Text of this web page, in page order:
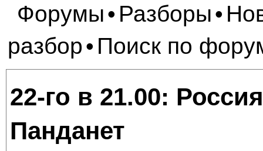
Форумы• Разборы•
разбор• Поиск по
22-го в 21.00:
Панданет